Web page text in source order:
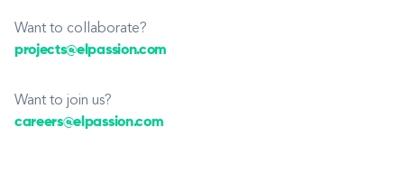
Want to collaborate?
projects@elpassion.com
Want to join us?
careers@elpassion.com